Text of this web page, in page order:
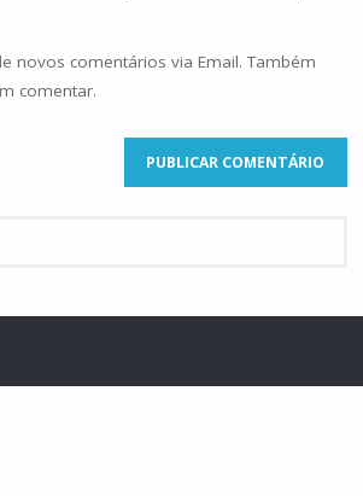
novos comentários via Email. Também
comentar.